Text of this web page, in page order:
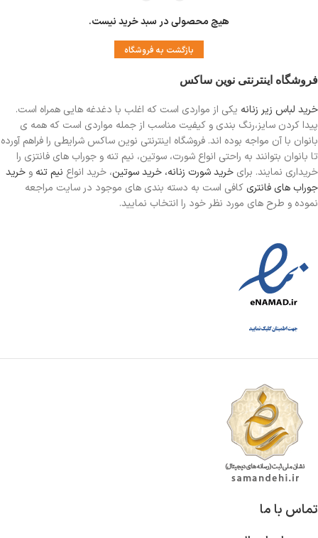
هیچ محصولی در سبد خرید نیست.
بازگشت به فروشگاه
فروشگاه اینترنتی نوین ساکس
خرید لباس زیر زنانه یکی از مواردی است که اغلب با دغدغه هایی همراه است.
پیدا کردن سایز،رنگ بندی و کیفیت مناسب از جمله مواردی است که همه ی
بانوان با آن مواجه بوده اند. فروشگاه اینترنتی نوین ساکس شرایطی را فراهم آورده
تا بانوان بتوانند به راحتی انواع شورت، سوتین، نیم تنه و جوراب های فانتزی را
خریداری نمایند. برای خرید شورت زنانه، خرید سوتین، خرید انواع نیم تنه و خرید
جوراب های فانتری کافی است به دسته بندی های موجود در سایت مراجعه
نموده و طرح های مورد نظر خود را انتخاب نمایید.
تماس با ما